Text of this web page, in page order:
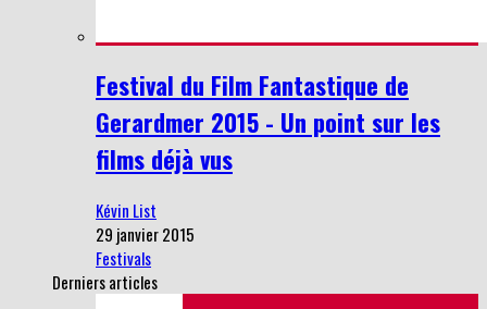
Festival du Film Fantastique de
Gerardmer 2015 - Un point sur les
films déjà vus
Kévin List
29 janvier 2015
Festivals
Derniers articles